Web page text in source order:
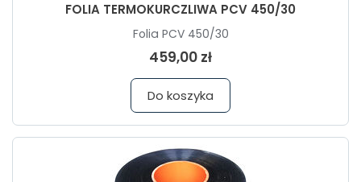
FOLIA TERMOKURCZLIWA PCV 450/30
Folia PCV 450/30
459,00 zł
Do koszyka